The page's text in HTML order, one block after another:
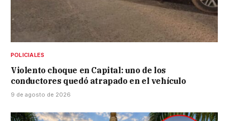
POLICIALES
Violento choque en Capital: uno de los
conductores quedó atrapado en el vehículo
9 de agosto de 2026